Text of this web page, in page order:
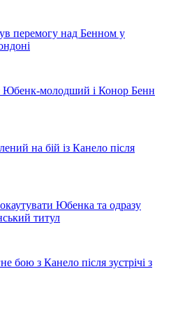
перемогу над Бенном у
Юбенк-молодший і Конор Бенн
на бій із Канело після
Юбенка та одразу
титул
з Канело після зустрічі з